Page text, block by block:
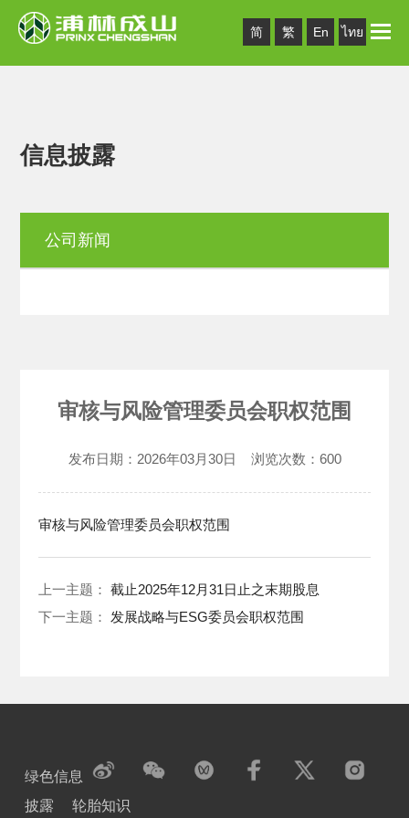
简 繁 En ไทย Toggle
信息披露
公司新闻
审核与风险管理委员会职权范围
发布日期： 2026年03月30日 浏览次数： 600
审核与风险管理委员会职权范围
上一主题：截止2025年12月31日止之末期股息
下一主题： 发展战略与ESG委员会职权范围
绿色信息
披露
轮胎知识